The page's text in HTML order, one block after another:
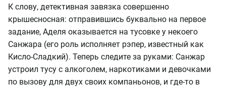
К слову, детективная завязка совершенно
крышесносная: отправившись буквально на первое
задание, Аделя оказывается на тусовке у некоего
Санжара (его роль исполняет рэпер, известный как
Кисло-Сладкий). Теперь следите за руками: Санжар
устроил тусу с алкоголем, наркотиками и девочками
по вызову для двух своих компаньонов, и где-то в